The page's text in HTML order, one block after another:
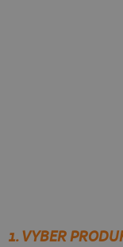
1. VYBER